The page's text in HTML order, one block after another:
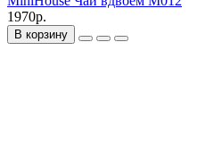
1970р.
В корзину